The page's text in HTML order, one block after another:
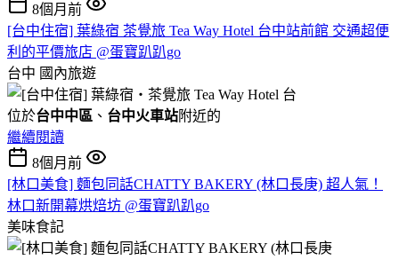
8個月前
[台中住宿] 葉綠宿 茶覺旅 Tea Way Hotel 台中站前館 交通超便
利的平價旅店 @蛋寶趴趴go
台中 國內旅遊
位於台中中區 、 台中火車站附近的
繼續閱讀
8個月前
[林口美食] 麵包同話CHATTY BAKERY (林口長庚) 超人氣！
林口新開幕烘焙坊 @蛋寶趴趴go
美味食記